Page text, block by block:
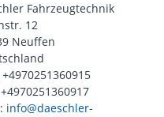
Fahrzeugtechnik
12
Neuffen
+4970251360915